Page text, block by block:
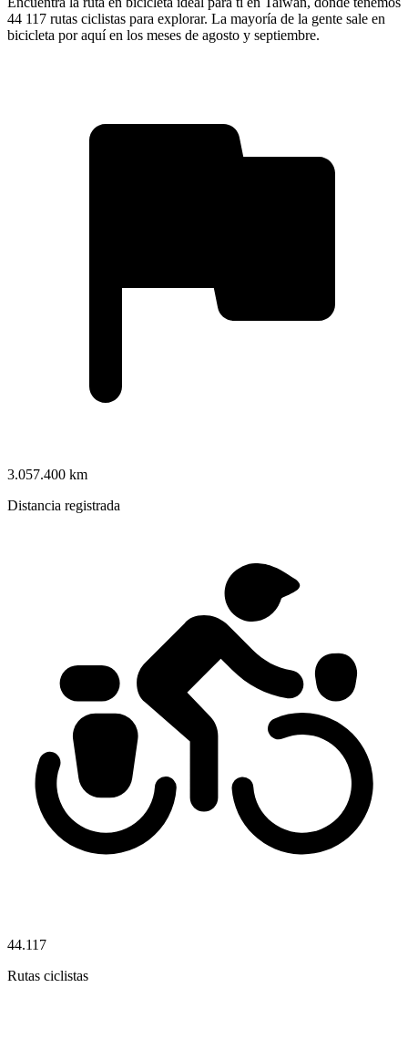
44 117 rutas ciclistas para explorar. La mayoría de la gente sale en
bicicleta por aquí en los meses de agosto y septiembre.
3.057.400 km
Distancia registrada
44.117
Rutas ciclistas